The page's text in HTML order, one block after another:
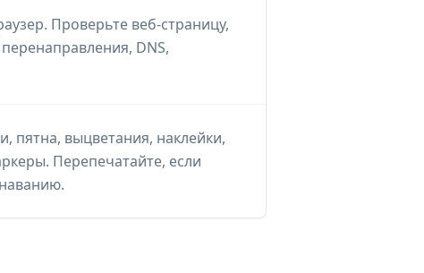
Проверьте веб-страницу,
DNS,
пятна, выцветания, наклейки,
Перепечатайте, если